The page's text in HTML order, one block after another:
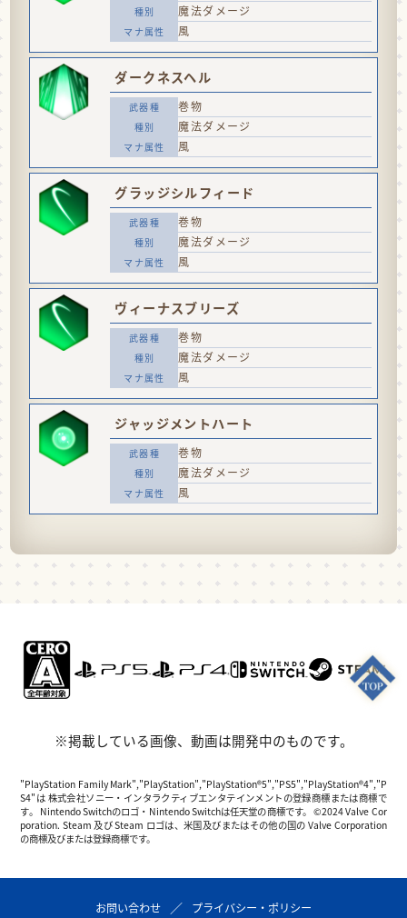
魔法ダメージ
風
ダークネスヘル
巻物
魔法ダメージ
風
グラッジシルフィード
巻物
魔法ダメージ
風
ヴィーナスブリーズ
巻物
魔法ダメージ
風
ジャッジメントハート
巻物
魔法ダメージ
風
※掲載している画像、動画は開発中のものです。
"PlayStation Family Mark","PlayStation","PlayStation®5","PS5","PlayStation®4","P
S4"は 株式会社ソニー・インタラクティブエンタテインメントの登録商標または商標で
す。 Nintendo Switchのロゴ・Nintendo Switchは任天堂の商標です。 ©2024 Valve Cor
poration. Steam 及び Steam ロゴは、米国及びまたはその他の国の Valve Corporation
の商標及びまたは登録商標です。
お問い合わせ プライバシー・ポリシー